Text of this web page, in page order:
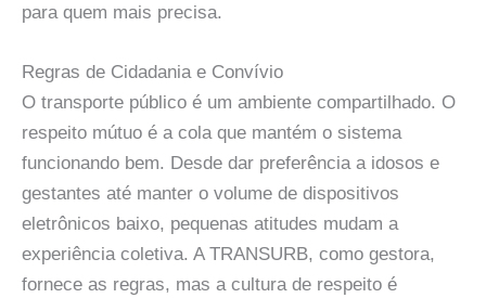
para quem mais precisa.
Regras de Cidadania e Convívio
O transporte público é um ambiente compartilhado. O
respeito mútuo é a cola que mantém o sistema
funcionando bem. Desde dar preferência a idosos e
gestantes até manter o volume de dispositivos
eletrônicos baixo, pequenas atitudes mudam a
experiência coletiva. A TRANSURB, como gestora,
fornece as regras, mas a cultura de respeito é